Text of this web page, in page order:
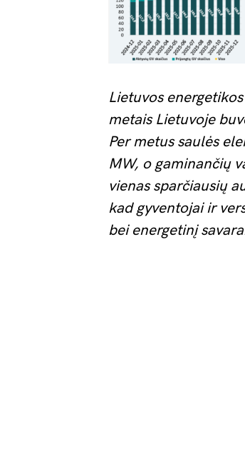
Lietuvos
metais Lietuvoje
Per metus saulės
MW, o gaminančių
vienas sparčiausių
kad gyventojai ir
bei energetinį